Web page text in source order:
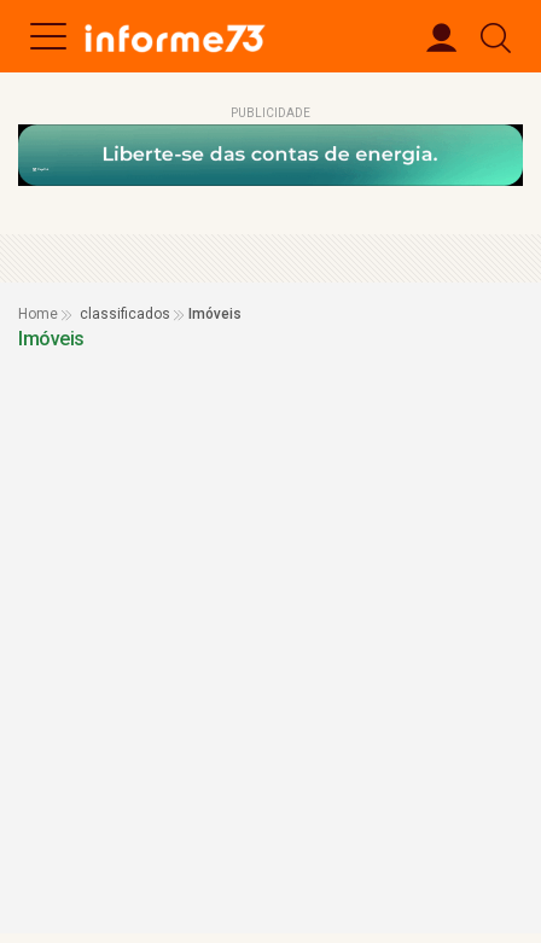
PUBLICIDADE
Home classificados Imóveis
Imóveis